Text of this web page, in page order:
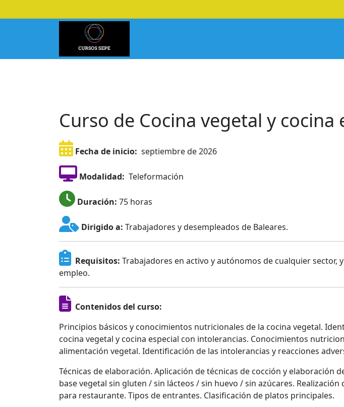
Curso de Cocina vegetal y
Fecha de inicio: septiembre de 2026
Modalidad: Teleformación
Duración: 75 horas
Dirigido a: Trabajadores y desempleados de Baleares.
Requisitos: Trabajadores en activo y autónomos de cualquier sector,
empleo.
Contenidos del curso:
Principios básicos y conocimientos nutricionales de la cocina vegetal.
cocina vegetal y cocina especial con intolerancias. Conocimientos
alimentación vegetal. Identificación de las intolerancias y reacciones
Técnicas de elaboración. Aplicación de técnicas de cocción y elaboración
base vegetal sin gluten / sin lácteos / sin huevo / sin azúcares.
para restaurante. Tipos de entrantes. Clasificación de platos principales.